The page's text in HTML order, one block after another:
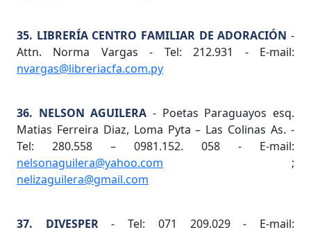
35. LIBRERÍA CENTRO FAMILIAR DE ADORACIÓN -
Attn. Norma Vargas - Tel: 212.931 - E-mail:
nvargas@libreriacfa.com.py
36. NELSON AGUILERA - Poetas Paraguayos esq.
Matias Ferreira Diaz, Loma Pyta – Las Colinas As. -
Tel: 280.558 – 0981.152. 058 - E-mail:
nelsonaguilera@yahoo.com ;
nelizaguilera@gmail.com
37. DIVESPER- Tel: 071 209.029 - E-mail: